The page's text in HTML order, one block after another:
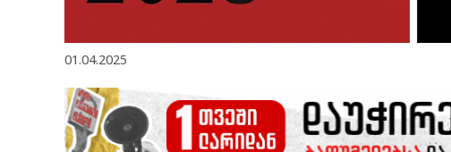
01.04.2025